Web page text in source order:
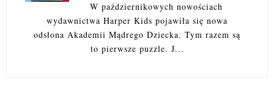
W październikowych nowościach
wydawnictwa Harper Kids pojawiła się nowa
odsłona Akademii Mądrego Dziecka. Tym razem są
to pierwsze puzzle. J...